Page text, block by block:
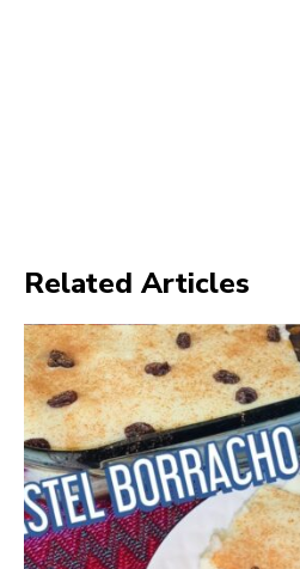
Related Articles